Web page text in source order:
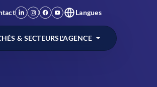
Langues
& SECTEURSL'AGENCE